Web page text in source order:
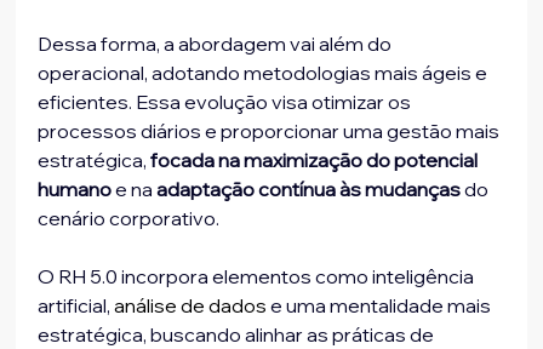
Dessa forma, a abordagem vai além do
operacional, adotando metodologias mais ágeis e
eficientes. Essa evolução visa otimizar os
processos diários e proporcionar uma gestão mais
estratégica, focada na maximização do potencial
humano e na adaptação contínua às mudanças do
cenário corporativo.
O RH 5.0 incorpora elementos como inteligência
artificial, análise de dados e uma mentalidade mais
estratégica, buscando alinhar as práticas de